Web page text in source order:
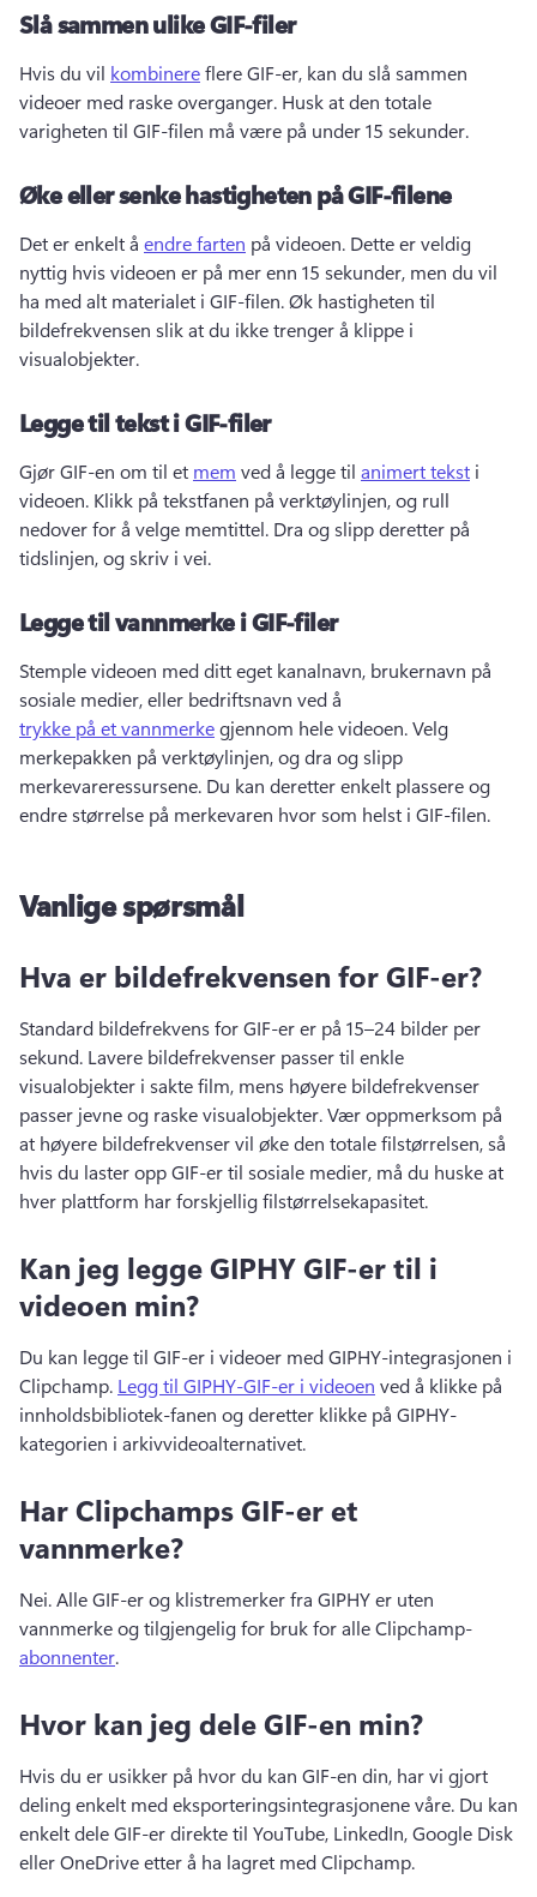
Slå sammen ulike GIF-filer
Hvis du vil kombinere flere GIF-er, kan du slå sammen
videoer med raske overganger. Husk at den totale
varigheten til GIF-filen må være på under 15 sekunder.
Øke eller senke hastigheten på GIF-filene
Det er enkelt å endre farten på videoen. Dette er veldig
nyttig hvis videoen er på mer enn 15 sekunder, men du vil
ha med alt materialet i GIF-filen. Øk hastigheten til
bildefrekvensen slik at du ikke trenger å klippe i
visualobjekter.
Legge til tekst i GIF-filer
Gjør GIF-en om til et mem ved å legge til animert tekst i
videoen. Klikk på tekstfanen på verktøylinjen, og rull
nedover for å velge memtittel. Dra og slipp deretter på
tidslinjen, og skriv i vei.
Legge til vannmerke i GIF-filer
Stemple videoen med ditt eget kanalnavn, brukernavn på
sosiale medier, eller bedriftsnavn ved å
trykke på et vannmerke gjennom hele videoen. Velg
merkepakken på verktøylinjen, og dra og slipp
merkevareressursene. Du kan deretter enkelt plassere og
endre størrelse på merkevaren hvor som helst i GIF-filen.
Vanlige spørsmål
Hva er bildefrekvensen for GIF-er?
Standard bildefrekvens for GIF-er er på 15–24 bilder per
sekund. Lavere bildefrekvenser passer til enkle
visualobjekter i sakte film, mens høyere bildefrekvenser
passer jevne og raske visualobjekter. Vær oppmerksom på
at høyere bildefrekvenser vil øke den totale filstørrelsen, så
hvis du laster opp GIF-er til sosiale medier, må du huske at
hver plattform har forskjellig filstørrelsekapasitet.
Kan jeg legge GIPHY GIF-er til i
videoen min?
Du kan legge til GIF-er i videoer med GIPHY-integrasjonen i
Clipchamp. Legg til GIPHY-GIF-er i videoen ved å klikke på
innholdsbibliotek-fanen og deretter klikke på GIPHY-
kategorien i arkivvideoalternativet.
Har Clipchamps GIF-er et
vannmerke?
Nei. Alle GIF-er og klistremerker fra GIPHY er uten
vannmerke og tilgjengelig for bruk for alle Clipchamp-
abonnenter.
Hvor kan jeg dele GIF-en min?
Hvis du er usikker på hvor du kan GIF-en din, har vi gjort
deling enkelt med eksporteringsintegrasjonene våre. Du kan
enkelt dele GIF-er direkte til YouTube, LinkedIn, Google Disk
eller OneDrive etter å ha lagret med Clipchamp.